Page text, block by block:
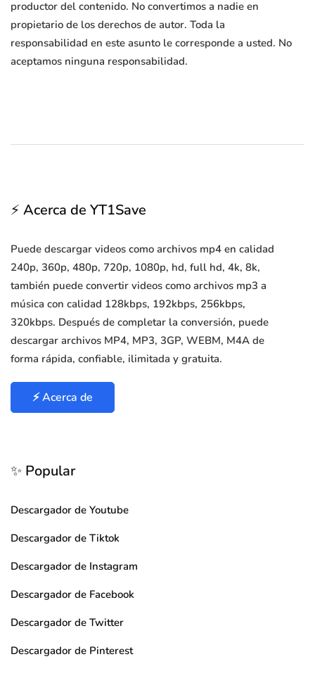
productor del contenido. No convertimos a nadie en
propietario de los derechos de autor. Toda la
responsabilidad en este asunto le corresponde a usted. No
aceptamos ninguna responsabilidad.
⚡ Acerca de YT1Save
Puede descargar videos como archivos mp4 en calidad
240p, 360p, 480p, 720p, 1080p, hd, full hd, 4k, 8k,
también puede convertir videos como archivos mp3 a
música con calidad 128kbps, 192kbps, 256kbps,
320kbps. Después de completar la conversión, puede
descargar archivos MP4, MP3, 3GP, WEBM, M4A de
forma rápida, confiable, ilimitada y gratuita.
⚡ Acerca de
✨ Popular
Descargador de Youtube
Descargador de Tiktok
Descargador de Instagram
Descargador de Facebook
Descargador de Twitter
Descargador de Pinterest